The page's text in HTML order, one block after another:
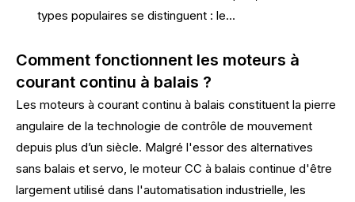
types populaires se distinguent : le...
Comment fonctionnent les moteurs à
courant continu à balais ?
Les moteurs à courant continu à balais constituent la pierre
angulaire de la technologie de contrôle de mouvement
depuis plus d’un siècle. Malgré l'essor des alternatives
sans balais et servo, le moteur CC à balais continue d'être
largement utilisé dans l'automatisation industrielle, les